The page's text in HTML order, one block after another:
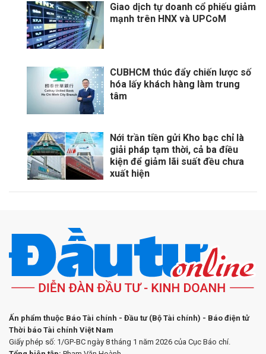
Giao dịch tự doanh cổ phiếu giảm
mạnh trên HNX và UPCoM
CUBHCM thúc đẩy chiến lược số
hóa lấy khách hàng làm trung
tâm
Nới trần tiền gửi Kho bạc chỉ là
giải pháp tạm thời, cả ba điều
kiện để giảm lãi suất đều chưa
xuất hiện
Ấn phẩm thuộc Báo Tài chính - Đầu tư (Bộ Tài chính) - Báo điện tử
Thời báo Tài chính Việt Nam
Giấy phép số: 1/GP-BC ngày 8 tháng 1 năm 2026 của Cục Báo chí.